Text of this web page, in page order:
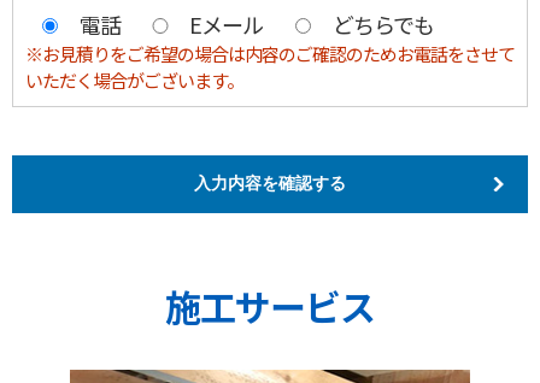
電話 Eメール どちらでも
※お見積りをご希望の場合は内容のご確認のためお電話をさせて
いただく場合がございます。
施工サービス